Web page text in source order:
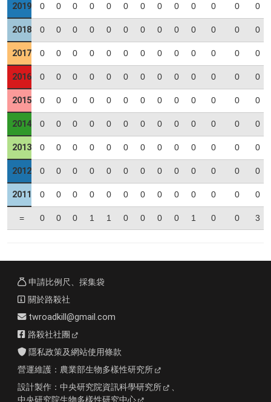
2019 0 0 0 0 0 0 0 0 0 0 0 0 0
2018 0 0 0 0 0 0 0 0 0 0 0 0 0
2017 0 0 0 0 0 0 0 0 0 0 0 0 0
2016 0 0 0 0 0 0 0 0 0 0 0 0 0
2015 0 0 0 0 0 0 0 0 0 0 0 0 0
2014 0 0 0 0 0 0 0 0 0 0 0 0 0
2013 0 0 0 0 0 0 0 0 0 0 0 0 0
2012 0 0 0 0 0 0 0 0 0 0 0 0 0
2011 0 0 0 0 0 0 0 0 0 0 0 0 0
= 0 0 0 1 1 0 0 0 0 1 0 0 3
申請比例尺、採集袋
關於路殺社
twroadkill@gmail.com
路殺社社團
隱私政策及網站使用條款
營運維護： 農業部生物多樣性研究所
設計製作： 中央研究院資訊科學研究所
、